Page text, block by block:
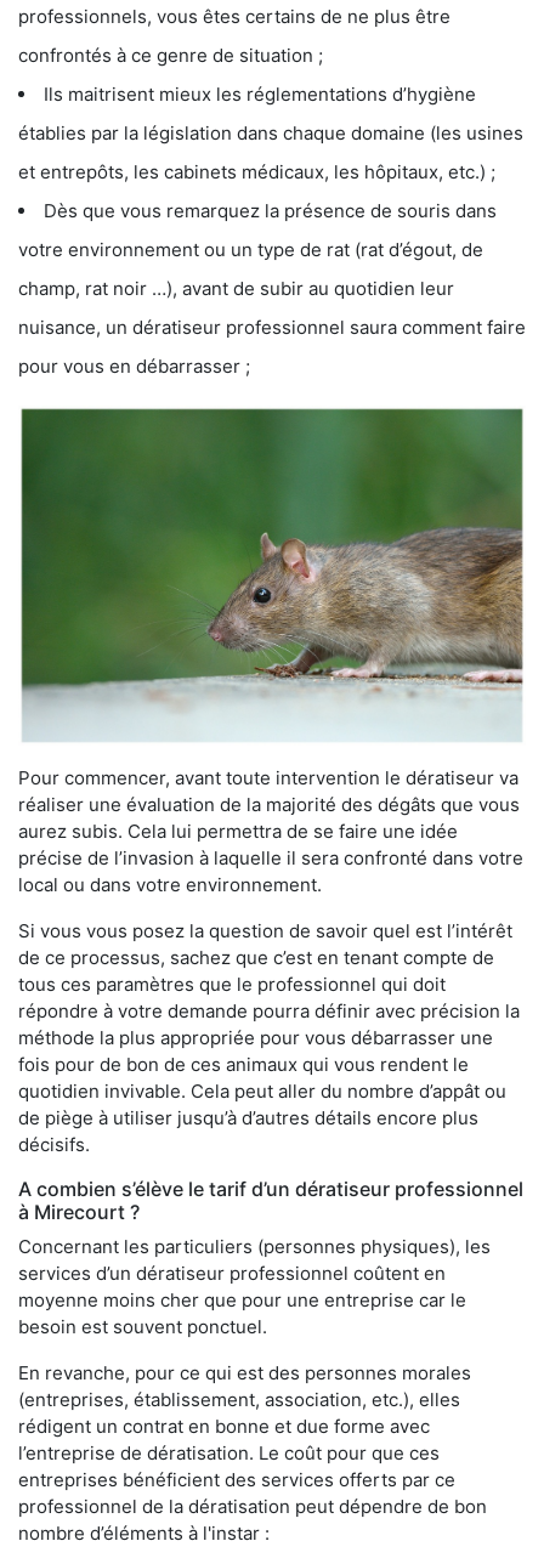
professionnels, vous êtes certains de ne plus être
confrontés à ce genre de situation ;
Ils maitrisent mieux les réglementations d’hygiène
établies par la législation dans chaque domaine (les usines
et entrepôts, les cabinets médicaux, les hôpitaux, etc.) ;
Dès que vous remarquez la présence de souris dans
votre environnement ou un type de rat (rat d’égout, de
champ, rat noir …), avant de subir au quotidien leur
nuisance, un dératiseur professionnel saura comment faire
pour vous en débarrasser ;
Pour commencer, avant toute intervention le dératiseur va
réaliser une évaluation de la majorité des dégâts que vous
aurez subis. Cela lui permettra de se faire une idée
précise de l’invasion à laquelle il sera confronté dans votre
local ou dans votre environnement.
Si vous vous posez la question de savoir quel est l’intérêt
de ce processus, sachez que c’est en tenant compte de
tous ces paramètres que le professionnel qui doit
répondre à votre demande pourra définir avec précision la
méthode la plus appropriée pour vous débarrasser une
fois pour de bon de ces animaux qui vous rendent le
quotidien invivable. Cela peut aller du nombre d’appât ou
de piège à utiliser jusqu’à d’autres détails encore plus
décisifs.
A combien s’élève le tarif d’un dératiseur professionnel
à Mirecourt ?
Concernant les particuliers (personnes physiques), les
services d’un dératiseur professionnel coûtent en
moyenne moins cher que pour une entreprise car le
besoin est souvent ponctuel.
En revanche, pour ce qui est des personnes morales
(entreprises, établissement, association, etc.), elles
rédigent un contrat en bonne et due forme avec
l’entreprise de dératisation. Le coût pour que ces
entreprises bénéficient des services offerts par ce
professionnel de la dératisation peut dépendre de bon
nombre d’éléments à l'instar :